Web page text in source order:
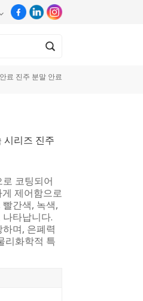
Việt
료 진주 분말 안료
시리즈 진주
코팅되어
제어함으로
간색, 녹색,
타납니다.
며, 은폐력
리화학적 특